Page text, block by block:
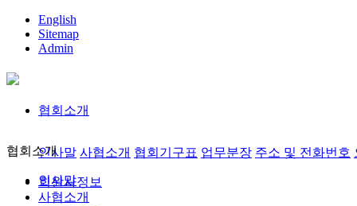
English
Sitemap
Admin
협회소개
인사말 사협소개 협회기구표 업무분장 주소 및 전화번호
회원사정보
협회소개
인사말
사협소개